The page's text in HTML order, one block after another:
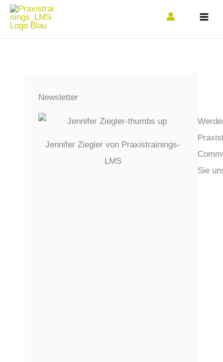
Zum
Inhalt
springen
Newsletter
Jennifer Ziegler von Praxistrainings-
LMS
Sie